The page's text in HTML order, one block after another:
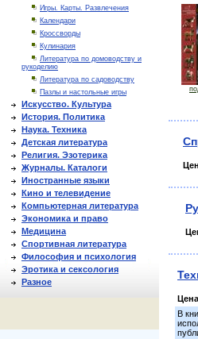
Игры. Карты. Развлечения
Календари
Кроссворды
Кулинария
Литература по домоводству и
рукоделию
Литература по садоводству
Пазлы и настольные игры
Искусство. Культура
История. Политика
Наука. Техника
Детская литература
Религия. Эзотерика
Журналы. Каталоги
Иностранные языки
Кино и телевидение
Компьютерная литература
Экономика и право
Медицина
Спортивная литература
Философия и психология
Эротика и сексология
Разное
В